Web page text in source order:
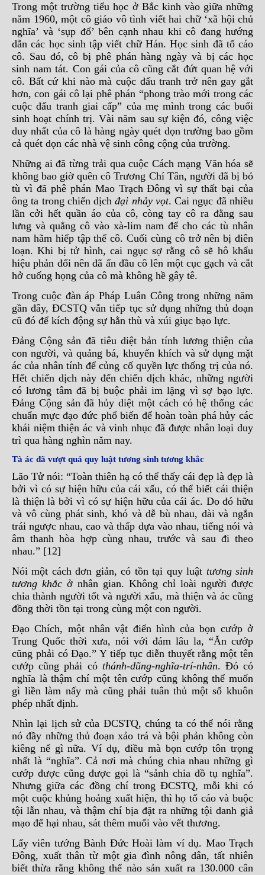
Trong một trường tiểu học ở Bắc kinh vào giữa những
năm 1960, một cô giáo vô tình viết hai chữ ‘xã hội chủ
nghĩa’ và ‘sụp đổ’ bên cạnh nhau khi cô đang hướng
dẫn các học sinh tập viết chữ Hán. Học sinh đã tố cáo
cô. Sau đó, cô bị phê phán hàng ngày và bị các học
sinh nam tát. Con gái của cô cũng cắt đứt quan hệ với
cô. Bất cứ khi nào mà cuộc đấu tranh trở nên gay gắt
hơn, con gái cô lại phê phán “phong trào mới trong các
cuộc đấu tranh giai cấp” của mẹ mình trong các buổi
sinh hoạt chính trị. Vài năm sau sự kiện đó, công việc
duy nhất của cô là hàng ngày quét dọn trường bao gồm
cả quét dọn các nhà vệ sinh công cộng của trường.
Những ai đã từng trải qua cuộc Cách mạng Văn hóa sẽ
không bao giờ quên cô Trương Chí Tân, người đã bị bỏ
tù vì đã phê phán Mao Trạch Đông vì sự thất bại của
ông ta trong chiến dịchđại nhảy vọt. Cai ngục đã nhiều
lần cởi hết quần áo của cô, còng tay cô ra đằng sau
lưng và quẳng cô vào xà-lim nam để cho các tù nhân
nam hãm hiếp tập thể cô. Cuối cùng cô trở nên bị điên
loạn. Khi bị tử hình, cai ngục sợ rằng cô sẽ hô khẩu
hiệu phản đối nên đã ấn đầu cô lên một cục gạch và cắt
hở cuống họng của cô mà không hề gây tê.
Trong cuộc đàn áp Pháp Luân Công trong những năm
gần đây, ĐCSTQ vẫn tiếp tục sử dụng những thủ đoạn
cũ đó để kích động sự hằn thù và xúi giục bạo lực.
Đảng Cộng sản đã tiêu diệt bản tính lương thiện của
con người, và quảng bá, khuyến khích và sử dụng mặt
ác của nhân tính để củng cố quyền lực thống trị của nó.
Hết chiến dịch này đến chiến dịch khác, những người
có lương tâm đã bị buộc phải im lặng vì sợ bạo lực.
Đảng Cộng sản đã hủy diệt một cách có hệ thống các
chuẩn mực đạo đức phổ biến để hoàn toàn phá hủy các
khái niệm thiện ác và vinh nhục đã được nhân loại duy
trì qua hàng nghìn năm nay.
Tà ác đã vượt quá quy luật tương sinh tương khắc
Lão Tử nói: “Toàn thiên hạ có thể thấy cái đẹp là đẹp là
bởi vì có sự hiện hữu của cái xấu, có thể biết cái thiện
là thiện là bởi vì có sự hiện hữu của cái ác. Do đó hữu
và vô cùng phát sinh, khó và dễ bù nhau, dài và ngắn
trái ngược nhau, cao và thấp dựa vào nhau, tiếng nói và
âm thanh hòa hợp cùng nhau, trước và sau đi theo
nhau.” [12]
Nói một cách đơn giản, có tồn tại quy luật tương sinh
tương khắc ở nhân gian. Không chỉ loài người được
chia thành người tốt và người xấu, mà thiện và ác cũng
đồng thời tồn tại trong cùng một con người.
Đạo Chích, một nhân vật điển hình của bọn cướp ở
Trung Quốc thời xưa, nói với đám lâu la, “Ăn cướp
cũng phải có Đạo.” Y tiếp tục diễn thuyết rằng một tên
cướp cũng phải có thánh-dũng-nghĩa-trí-nhân. Đó có
nghĩa là thậm chí một tên cướp cũng không thể muốn
gì liền làm nấy mà cũng phải tuân thủ một số khuôn
phép nhất định.
Nhìn lại lịch sử của ĐCSTQ, chúng ta có thể nói rằng
nó đầy những thủ đoạn xảo trá và bội phản không còn
kiêng nể gì nữa. Ví dụ, điều mà bọn cướp tôn trọng
nhất là “nghĩa”. Cả nơi mà chúng chia nhau những gì
cướp được cũng được gọi là “sảnh chia đồ tụ nghĩa”.
Nhưng giữa các đồng chí trong ĐCSTQ, mỗi khi có
một cuộc khủng hoảng xuất hiện, thì họ tố cáo và buộc
tội lẫn nhau, và thậm chí bịa đặt ra những tội danh giả
mạo để hại nhau, sát thêm muối vào vết thương.
Lấy viên tướng Bành Đức Hoài làm ví dụ. Mao Trạch
Đông, xuất thân từ một gia đình nông dân, tất nhiên
biết thừa rằng không thể nào sản xuất ra 130.000 cân